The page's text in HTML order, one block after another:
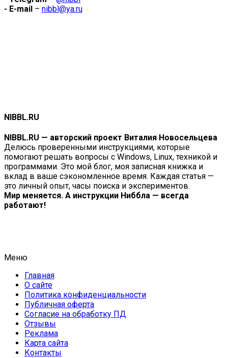
- E-mail – nibbl@ya.ru
NIBBL.RU
NIBBL.RU — авторский проект Виталия Новосельцева
Делюсь проверенными инструкциями, которые
помогают решать вопросы с Windows, Linux, техникой и
программами. Это мой блог, моя записная книжка и
вклад в ваше сэкономленное время. Каждая статья —
это личный опыт, часы поиска и экспериментов.
Мир меняется. А инструкции Ниббла — всегда
работают!
Меню
Главная
О сайте
Политика конфиденциальности
Публичная оферта
Согласие на обработку ПД
Отзывы
Реклама
Карта сайта
Контакты